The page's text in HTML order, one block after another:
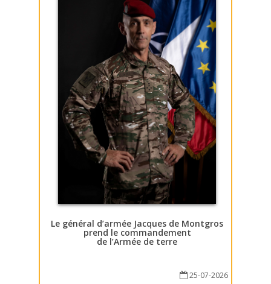
Le général d’armée Jacques de Montgros
prend le commandement
de l’Armée de terre
25-07-2026